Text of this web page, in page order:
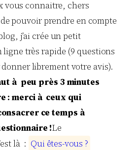
vous connaitre, chers
pouvoir prendre en compte
j’ai crée un petit
très rapide (9 questions
librement votre avis).
à peu près 3 minutes
: merci à ceux qui
ce temps à
!Le
là : Qui êtes-vous ?